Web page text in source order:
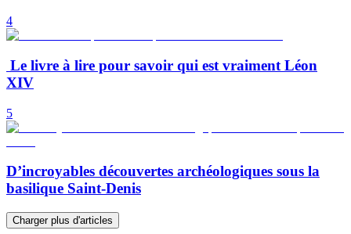
4
Le livre à lire pour savoir qui est vraiment Léon
XIV
5
D’incroyables découvertes archéologiques sous la
basilique Saint-Denis
Charger plus d'articles